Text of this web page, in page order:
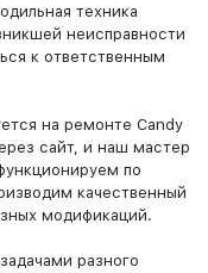
техника
неисправности
к ответственным
на ремонте Candy
сайт, и наш мастер
по
качественный
модификаций.
разного